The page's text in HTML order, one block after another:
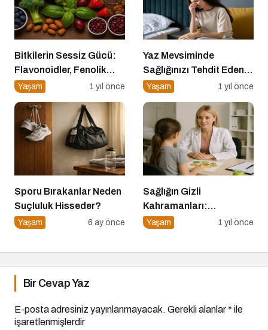
Bitkilerin Sessiz Gücü:
Flavonoidler, Fenolik
Asitler ve Diğer
Yaşam 1 yıl önce
Yaz Mevsiminde
Sağlığınızı Tehdit Eden
Hastalıklara Dikkat!
Yaşam 1 yıl önce
Sporu Bırakanlar Neden
Suçluluk Hisseder?
Yaşam 6 ay önce
Sağlığın Gizli
Kahramanları:
Diyetisyenlerimiz
Yaşam 1 yıl önce
Bir Cevap Yaz
E-posta adresiniz yayınlanmayacak. Gerekli alanlar* ile
işaretlenmişlerdir